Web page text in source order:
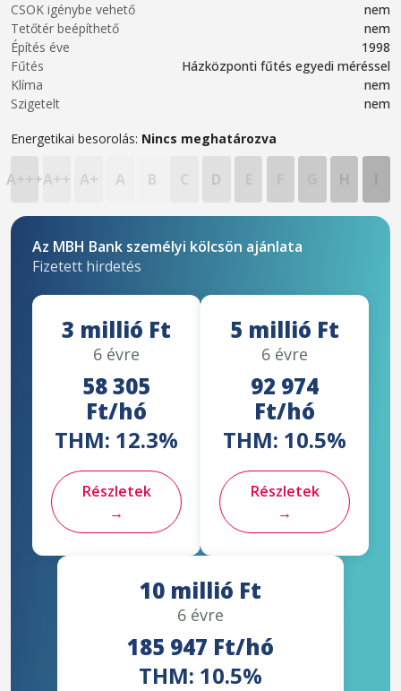
CSOK igénybe vehető
nem
Tetőtér beépíthető
nem
Építés éve
1998
Fűtés
Házközponti fűtés egyedi méréssel
Klíma
nem
Szigetelt
nem
Energetikai besorolás: Nincs meghatározva
A+++A++ A+ A B C D
Az MBH Bank személyi kölcsön ajánlata
Fizetett hirdetés
3 millió Ft
6 évre
58 305
Ft/hó
THM: 12.3%
Részletek
→
5 millió Ft
6 évre
92 974
Ft/hó
THM: 10.5%
Részletek
→
10 millió Ft
6 évre
185 947 Ft/hó
THM: 10.5%